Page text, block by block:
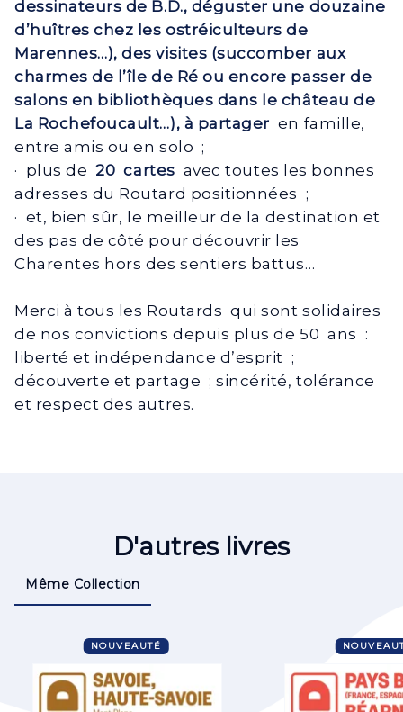
dessinateurs de B.D., déguster une douzaine
d’huîtres chez les ostréiculteurs de
Marennes…), des visites (succomber aux
charmes de l’île de Ré ou encore passer de
salons en bibliothèques dans le château de
La Rochefoucault…), à partager en famille,
entre amis ou en solo ;
· plus de20 cartes avec toutes les bonnes
adresses du Routard positionnées ;
· et, bien sûr, le meilleur de la destination et
des pas de côté pour découvrir les
Charentes hors des sentiers battus…
Merci à tous les Routards qui sont solidaires
de nos convictions depuis plus de 50 ans :
liberté et indépendance d’esprit ;
découverte et partage ; sincérité, tolérance
et respect des autres.
D'autres livres
Même Collection
NOUVEAUTÉ